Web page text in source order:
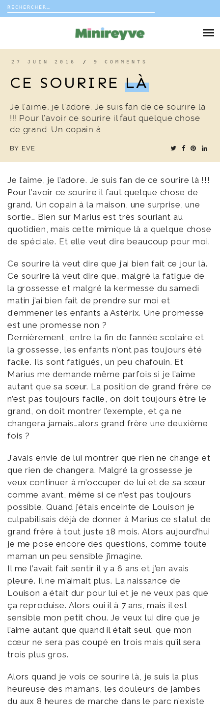
Rechercher :
DÉCO
VOYAGE
27 JUIN 2016 / 9 COMMENTS
CE SOURIRELÀ
Je l’aime, je l’adore. Je suis fan de ce sourire là
!!! Pour l’avoir ce sourire il faut quelque chose
de grand. Un copain à…
BY EVE
Je l’aime, je l’adore. Je suis fan de ce sourire là !!!
Pour l’avoir ce sourire il faut quelque chose de
grand. Un copain à la maison, une surprise, une
sortie… Bien sur Marius est très souriant au
quotidien, mais cette mimique là a quelque chose
de spéciale. Et elle veut dire beaucoup pour moi.
Ce sourire là veut dire que j’ai bien fait ce jour là.
Ce sourire là veut dire que, malgré la fatigue de
la grossesse et malgré la kermesse du samedi
matin j’ai bien fait de prendre sur moi et
d’emmener les enfants à Astérix. Une promesse
est une promesse non ?
Dernièrement, entre la fin de l’année scolaire et
la grossesse, les enfants n’ont pas toujours été
facile. Ils sont fatigués, un peu chafouin. Et
Marius me demande même parfois si je l’aime
autant que sa sœur. La position de grand frère ce
n’est pas toujours facile, on doit toujours être le
grand, on doit montrer l’exemple, et ça ne
changera jamais…alors grand frère une deuxième
fois ?
J’avais envie de lui montrer que rien ne change et
que rien de changera. Malgré la grossesse je
veux continuer à m’occuper de lui et de sa sœur
comme avant, même si ce n’est pas toujours
possible. Quand j’étais enceinte de Louison je
culpabilisais déjà de donner à Marius ce statut de
grand frère à tout juste 18 mois. Alors aujourd’hui
je me pose encore des questions, comme toute
maman un peu sensible j’imagine.
Il me l’avait fait sentir il y a 6 ans et j’en avais
pleuré. Il ne m’aimait plus. La naissance de
Louison a était dur pour lui et je ne veux pas que
ça reproduise. Alors oui il à 7 ans, mais il est
sensible mon petit chou. Je veux lui dire que je
l’aime autant que quand il était seul, que mon
cœur ne sera pas coupé en trois mais qu’il sera
trois plus gros.
Alors quand je vois ce sourire là, je suis la plus
heureuse des mamans, les douleurs de jambes
du aux 8 heures de marche dans le parc n’existe